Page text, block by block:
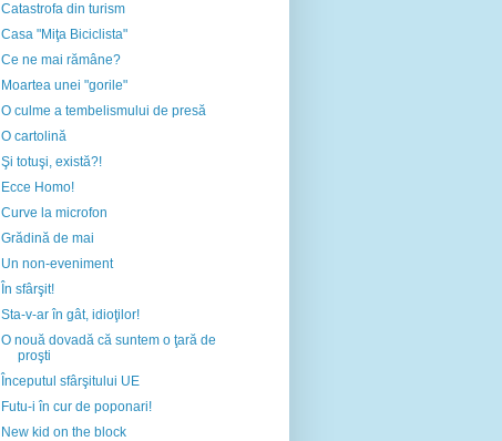
Catastrofa din turism
Casa "Miţa Biciclista"
Ce ne mai rămâne?
Moartea unei "gorile"
O culme a tembelismului de presă
O cartolină
Şi totuşi, există?!
Ecce Homo!
Curve la microfon
Grădină de mai
Un non-eveniment
În sfârşit!
Sta-v-ar în gât, idioţilor!
O nouă dovadă că suntem o ţară de
proşti
Începutul sfârşitului UE
Futu-i în cur de poponari!
New kid on the block